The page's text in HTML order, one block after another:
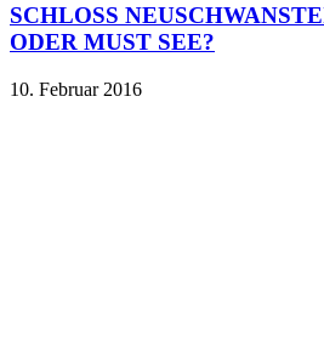
SCHLOSS
ODER MUST SEE?
10. Februar 2016